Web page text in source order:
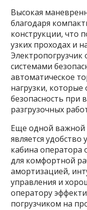
Высокая
благодаря
конструкции, что
узких проходах и
системами
автоматическое
нагрузки, которые
безопасность при
разгрузочных
Еще одной важной
является
кабина
для комфортной
амортизацией,
управления и
оператору
погрузчиком на